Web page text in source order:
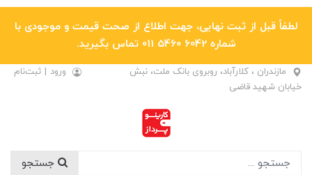
لطفاً قبل از ثبت نهایی، جهت اطلاع از صحت قیمت و موجودی با
شماره 6042 5460 011 تماس بگیرید.
مازندران ، کلارآباد، روبروی بانک ملت، نبش
خیابان شهید قاضی
ورود | ثبت‌نام